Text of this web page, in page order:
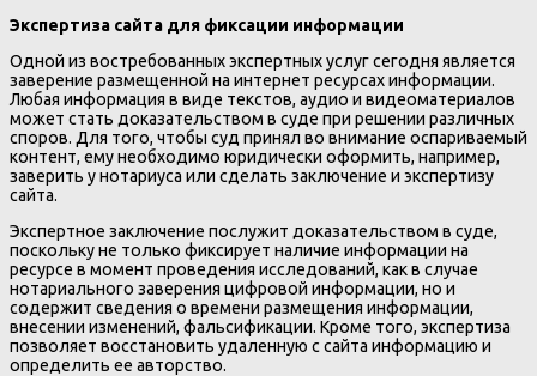
Экспертиза сайта для фиксации информации
Одной из востребованных экспертных услуг сегодня является
заверение размещенной на интернет ресурсах информации.
Любая информация в виде текстов, аудио и видеоматериалов
может стать доказательством в суде при решении различных
споров. Для того, чтобы суд принял во внимание оспариваемый
контент, ему необходимо юридически оформить, например,
заверить у нотариуса или сделать заключение и экспертизу
сайта.
Экспертное заключение послужит доказательством в суде,
поскольку не только фиксирует наличие информации на
ресурсе в момент проведения исследований, как в случае
нотариального заверения цифровой информации, но и
содержит сведения о времени размещения информации,
внесении изменений, фальсификации. Кроме того, экспертиза
позволяет восстановить удаленную с сайта информацию и
определить ее авторство.